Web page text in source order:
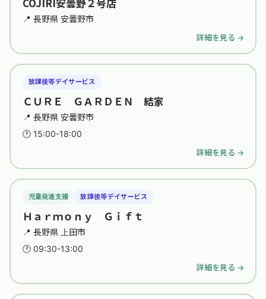
📍 長野県 安曇野市
詳細を見る →
放課後等デイサービス
ＣＵＲＥ ＧＡＲＤＥＮ 結家
📍 長野県 安曇野市
🕐 15:00-18:00
詳細を見る →
児童発達支援 放課後等デイサービス
Ｈａｒｍｏｎｙ Ｇｉｆｔ
📍 長野県 上田市
🕐 09:30-13:00
詳細を見る →